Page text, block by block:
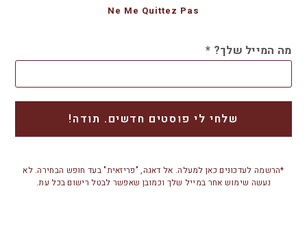
Ne Me Quittez Pas
מה המייל שלך? *
*הרשמה לעדכונים כאן למעלה. אל דאגה, "פריזאית" בעד חופש הבחירה. לא
נעשה שימוש אחר במייל שלך וכמובן שאפשר לבטל רישום בכל עת.